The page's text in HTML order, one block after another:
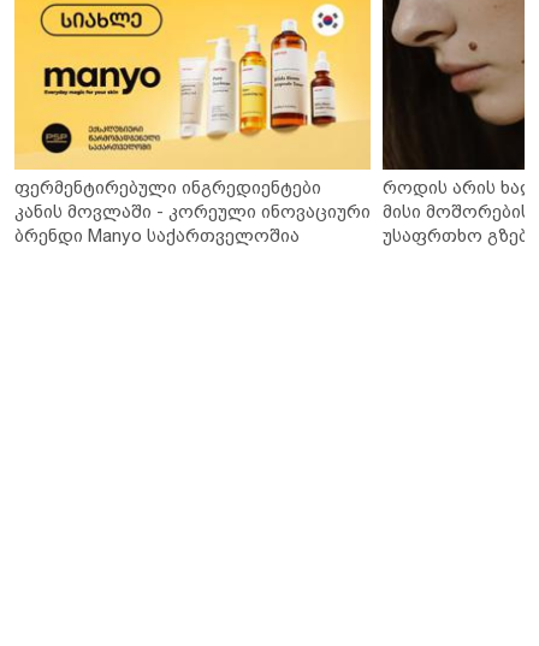
ფერმენტირებული ინგრედიენტები
კანის მოვლაში - კორეული ინოვაციური
ბრენდი Manyo საქართველოშია
როდის არის
მისი მოშორების
უსაფრთხო გზები